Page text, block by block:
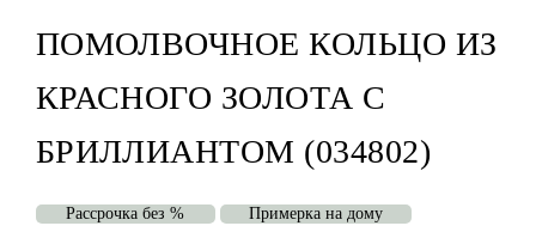
ПОМОЛВОЧНОЕ КОЛЬЦО ИЗ
КРАСНОГО ЗОЛОТА С
БРИЛЛИАНТОМ (034802)
Рассрочка без % Примерка на дому